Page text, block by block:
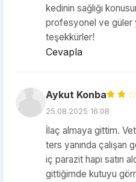
kedinin sağlığı
profesyonel ve güler
teşekkürler!
Cevapla
Aykut Konba
25.08.2025 16:08
İlaç almaya gittim.
ters yanında çalışan
iç parazit hapı satın
gittiğimde kutuyu